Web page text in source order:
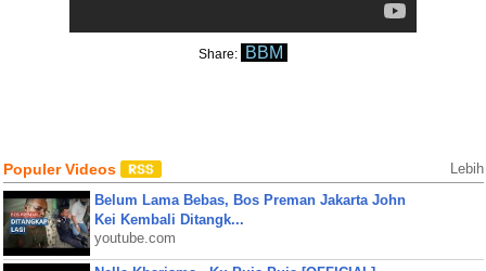
Share: BBM
Populer Videos Lebih
Belum Lama Bebas, Bos Preman Jakarta John
Kei Kembali Ditangk...
youtube.com